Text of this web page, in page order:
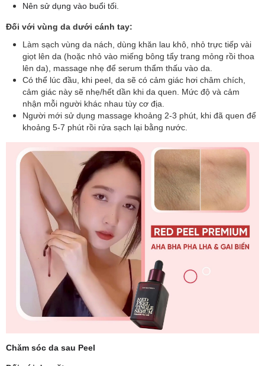
Nên sử dụng vào buổi tối.
Đối với vùng da dưới cánh tay:
Làm sạch vùng da nách, dùng khăn lau khô, nhỏ trực tiếp vài
giọt lên da (hoặc nhỏ vào miếng bông tẩy trang mỏng rồi thoa
lên da), massage nhẹ để serum thẩm thấu vào da.
Có thể lúc đầu, khi peel, da sẽ có cảm giác hơi châm chích,
cảm giác này sẽ nhẹ/hết dần khi da quen. Mức độ và cảm
nhận mỗi người khác nhau tùy cơ địa.
Người mới sử dụng massage khoảng 2-3 phút, khi đã quen để
khoảng 5-7 phút rồi rửa sạch lại bằng nước.
Chăm sóc da sau Peel